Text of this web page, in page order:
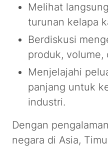
Melihat
turunan kelapa
Berdiskusi
produk, volume,
Menjelajahi
panjang untuk
industri.
Dengan
negara di Asia,